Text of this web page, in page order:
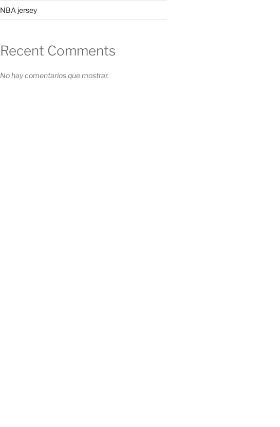
NBA jersey
Recent Comments
No hay comentarios que mostrar.